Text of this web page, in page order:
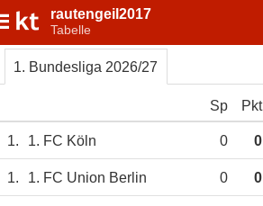
rautengeil2017
Tabelle
1. Bundesliga 2026/27
Sp Pkt
1. 1. FC Köln 0 0
1. 1. FC Union Berlin 0 0